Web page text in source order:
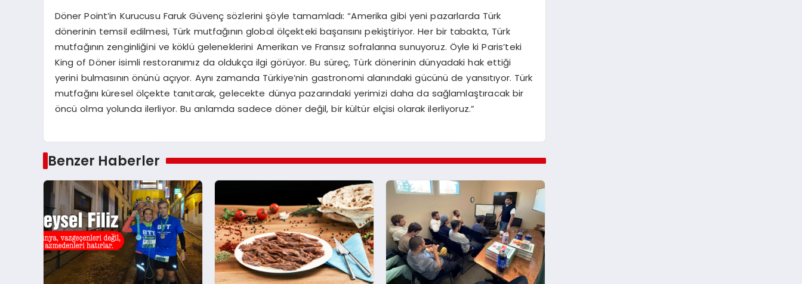
Döner Point’in Kurucusu Faruk Güvenç sözlerini şöyle tamamladı: “Amerika gibi yeni pazarlarda Türk
dönerinin temsil edilmesi, Türk mutfağının global ölçekteki başarısını pekiştiriyor. Her bir tabakta, Türk
mutfağının zenginliğini ve köklü geleneklerini Amerikan ve Fransız sofralarına sunuyoruz. Öyle ki Paris’teki
King of Döner isimli restoranımız da oldukça ilgi görüyor. Bu süreç, Türk dönerinin dünyadaki hak ettiği
yerini bulmasının önünü açıyor. Aynı zamanda Türkiye’nin gastronomi alanındaki gücünü de yansıtıyor. Türk
mutfağını küresel ölçekte tanıtarak, gelecekte dünya pazarındaki yerimizi daha da sağlamlaştıracak bir
öncü olma yolunda ilerliyor. Bu anlamda sadece döner değil, bir kültür elçisi olarak ilerliyoruz.”
Benzer Haberler